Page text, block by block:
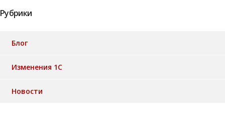
Рубрики
Блог
Изменения 1С
Новости